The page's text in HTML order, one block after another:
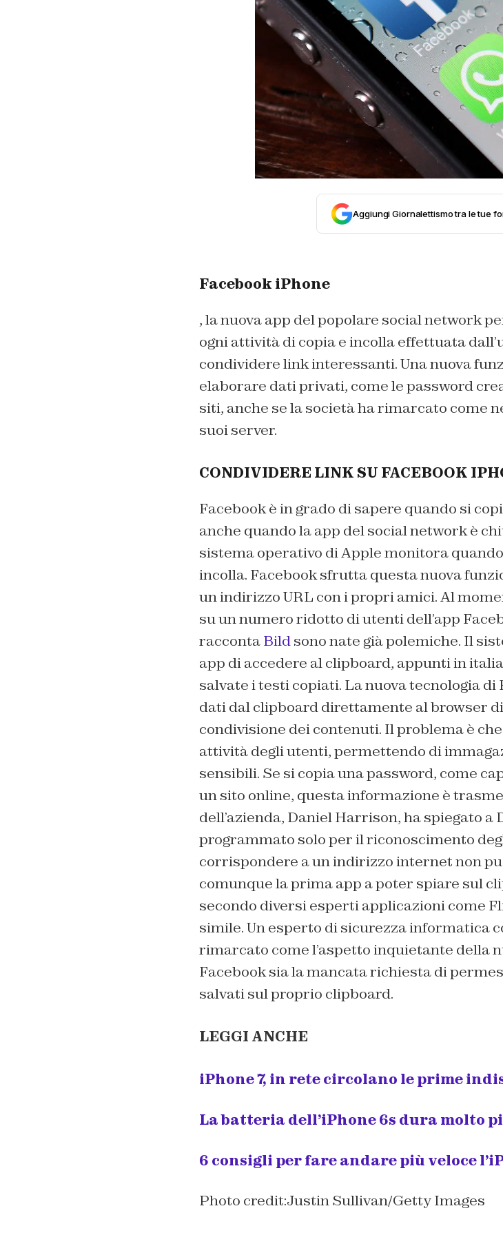
Aggiungi Giornalettismo tra le tue
Facebook iPhone
, la nuova app del popolare social network
ogni attività di copia e incolla effettuata
condividere link interessanti. Una nuova
elaborare dati privati, come le password
siti, anche se la società ha rimarcato come
suoi server.
CONDIVIDERE LINK SU FACEBOOK
Facebook è in grado di sapere quando si
anche quando la app del social network è
sistema operativo di Apple monitora
incolla. Facebook sfrutta questa nuova
un indirizzo URL con i propri amici. Al
su un numero ridotto di utenti dell’app
raccontaBildsono nate già polemiche. Il
app di accedere al clipboard, appunti in
salvate i testi copiati. La nuova tecnologia
dati dal clipboard direttamente al browser
condivisione dei contenuti. Il problema è
attività degli utenti, permettendo di
sensibili. Se si copia una password, come
un sito online, questa informazione è
dell’azienda, Daniel Harrison, ha spiegato
programmato solo per il riconoscimento
corrispondere a un indirizzo internet non
comunque la prima app a poter spiare sul
secondo diversi esperti applicazioni come
simile. Un esperto di sicurezza informatica
rimarcato come l’aspetto inquietante della
Facebook sia la mancata richiesta di
salvati sul proprio clipboard.
LEGGI ANCHE
iPhone 7, in rete circolano le prime
La batteria dell’iPhone 6s dura molto
6 consigli per fare andare più veloce
Photo credit:Justin Sullivan/Getty Images